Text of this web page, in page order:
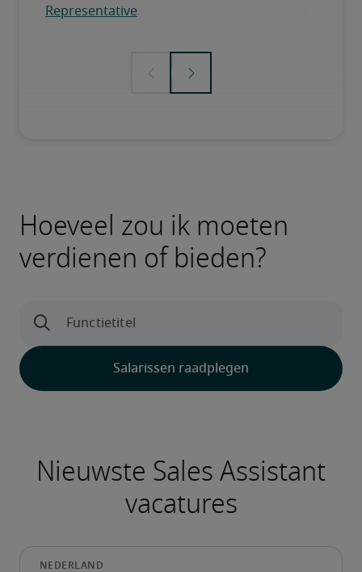
Hoeveel zou ik moeten
verdienen of bieden?